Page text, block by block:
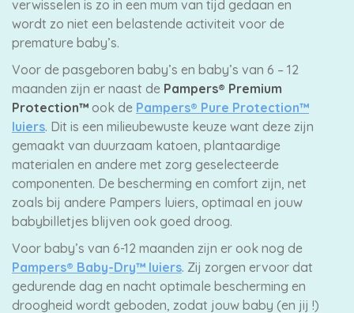
verwisselen is zo in een mum van tijd gedaan en
wordt zo niet een belastende activiteit voor de
premature baby’s.
Voor de pasgeboren baby’s en baby’s van 6 – 12
maanden zijn er naast de Pampers® Premium
Protection™ ook de Pampers® Pure Protection™
luiers. Dit is een milieubewuste keuze want deze zijn
gemaakt van duurzaam katoen, plantaardige
materialen en andere met zorg geselecteerde
componenten. De bescherming en comfort zijn, net
zoals bij andere Pampers luiers, optimaal en jouw
babybilletjes blijven ook goed droog.
Voor baby’s van 6-12 maanden zijn er ook nog de
Pampers® Baby-Dry™ luiers. Zij zorgen ervoor dat
gedurende dag en nacht optimale bescherming en
droogheid wordt geboden, zodat jouw baby (en jij !)